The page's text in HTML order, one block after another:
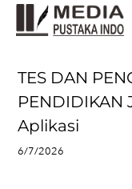
TES DAN
PENDIDIKAN
Aplikasi
6/7/2026